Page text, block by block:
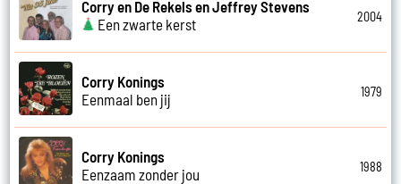
Corry en De Rekels en Jeffrey Stevens
Een zwarte kerst
2004
Corry Konings
Eenmaal ben jij
1979
Corry Konings
Eenzaam zonder jou
1988